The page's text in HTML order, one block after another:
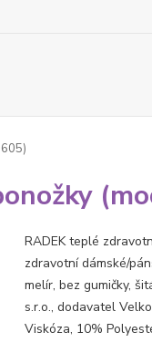
RADEK teplé
zdravotní dámské/
melír, bez gumičky,
s.r.o., dodavatel
Viskóza, 10%